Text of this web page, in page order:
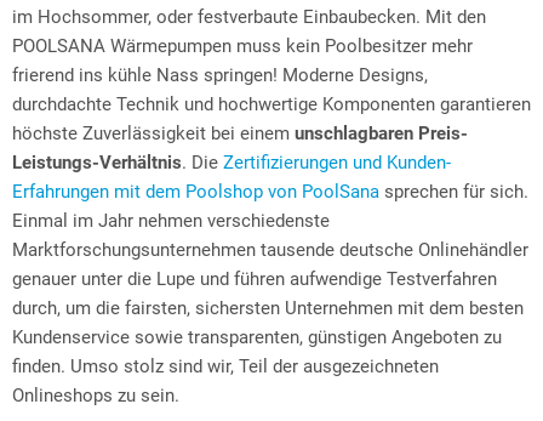
im Hochsommer, oder festverbaute Einbaubecken. Mit den
POOLSANA Wärmepumpen muss kein Poolbesitzer mehr
frierend ins kühle Nass springen! Moderne Designs,
durchdachte Technik und hochwertige Komponenten garantieren
höchste Zuverlässigkeit bei einem unschlagbaren Preis-
Leistungs-Verhältnis. Die Zertifizierungen und Kunden-
Erfahrungen mit dem Poolshop von PoolSana sprechen für sich.
Einmal im Jahr nehmen verschiedenste
Marktforschungsunternehmen tausende deutsche Onlinehändler
genauer unter die Lupe und führen aufwendige Testverfahren
durch, um die fairsten, sichersten Unternehmen mit dem besten
Kundenservice sowie transparenten, günstigen Angeboten zu
finden. Umso stolz sind wir, Teil der ausgezeichneten
Onlineshops zu sein.